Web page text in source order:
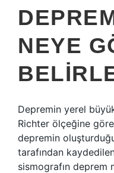
NEYE
Depremin yerel
Richter ölçeğine
depremin
tarafından
sismografın deprem